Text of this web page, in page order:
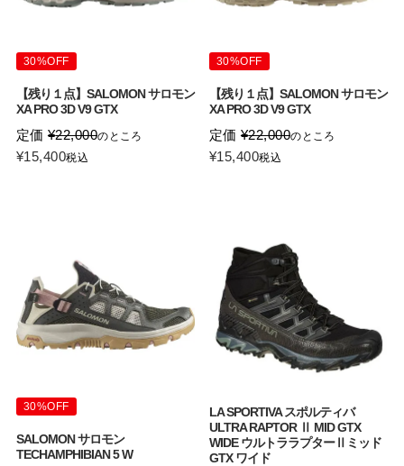
30%OFF
【残り１点】SALOMON サロモン
XA PRO 3D V9 GTX
定価 ¥22,000のところ
¥15,400税込
30%OFF
【残り１点】SALOMON サロモン
XA PRO 3D V9 GTX
定価 ¥22,000のところ
¥15,400税込
30%OFF
SALOMON サロモン
TECHAMPHIBIAN 5 W
LA SPORTIVA スポルティバ
ULTRA RAPTOR Ⅱ MID GTX
WIDE ウルトララプターⅡミッド
GTX ワイド